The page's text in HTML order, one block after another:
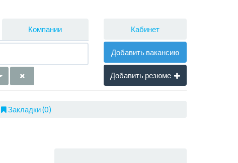
Компании Кабинет
Добавить вакансию
Добавить резюме
Закладки (0)